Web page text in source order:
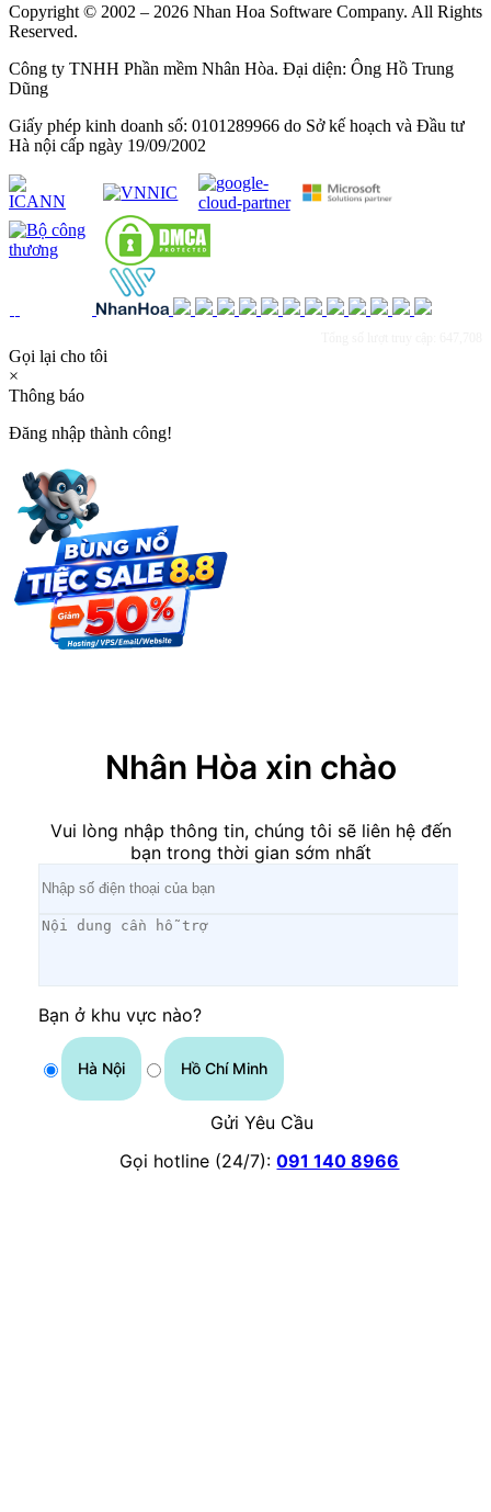
Copyright © 2002 – 2026 Nhan Hoa Software Company. All Rights
Reserved.
Công ty TNHH Phần mềm Nhân Hòa. Đại diện: Ông Hồ Trung
Dũng
Giấy phép kinh doanh số: 0101289966 do Sở kế hoạch và Đầu tư
Hà nội cấp ngày 19/09/2002
Gọi lại cho tôi
×
Thông báo
Đăng nhập thành công!
Nhân Hòa xin chào
Vui lòng nhập thông tin, chúng tôi sẽ liên hệ đến
bạn trong thời gian sớm nhất
Bạn ở khu vực nào?
Hà Nội Hồ Chí Minh
Gửi Yêu Cầu
Gọi hotline (24/7): 091 140 8966